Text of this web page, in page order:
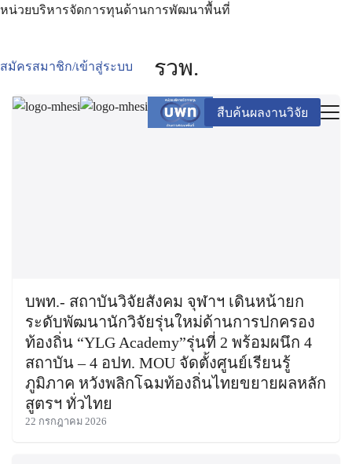
หน่วยบริหารจัดการทุนด้านการพัฒนาพื้นที่
สมัครสมาชิก/เข้าสู่ระบบ
สืบค้นผลงานวิจัย
รวพ.
บพท.- สถาบันวิจัยสังคม จุฬาฯ เดินหน้ายก
ระดับพัฒนานักวิจัยรุ่นใหม่ด้านการปกครอง
ท้องถิ่น “YLG Academy”รุ่นที่ 2 พร้อมผนึก 4
สถาบัน – 4 อปท. MOU จัดตั้งศูนย์เรียนรู้
ภูมิภาค หวังพลิกโฉมท้องถิ่นไทยขยายผลหลัก
สูตรฯ ทั่วไทย
22 กรกฎาคม 2026